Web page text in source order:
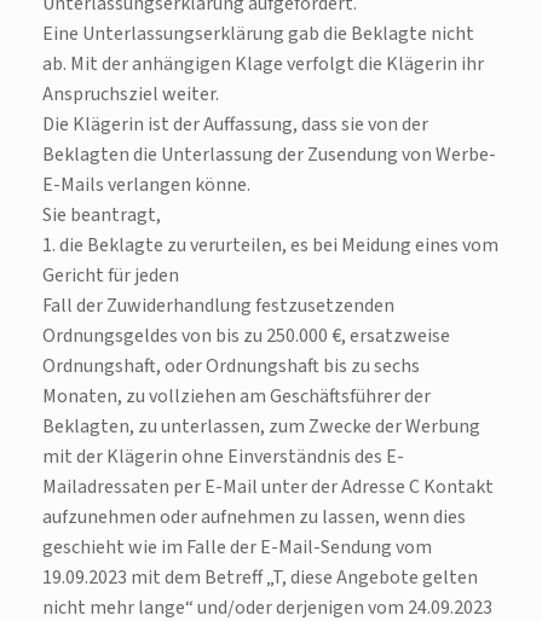
Eine Unterlassungserklärung gab die Beklagte nicht
ab. Mit der anhängigen Klage verfolgt die Klägerin ihr
Anspruchsziel weiter.
Die Klägerin ist der Auffassung, dass sie von der
Beklagten die Unterlassung der Zusendung von Werbe-
E-Mails verlangen könne.
Sie beantragt,
1. die Beklagte zu verurteilen, es bei Meidung eines vom
Gericht für jeden
Fall der Zuwiderhandlung festzusetzenden
Ordnungsgeldes von bis zu 250.000 €, ersatzweise
Ordnungshaft, oder Ordnungshaft bis zu sechs
Monaten, zu vollziehen am Geschäftsführer der
Beklagten, zu unterlassen, zum Zwecke der Werbung
mit der Klägerin ohne Einverständnis des E-
Mailadressaten per E-Mail unter der Adresse C Kontakt
aufzunehmen oder aufnehmen zu lassen, wenn dies
geschieht wie im Falle der E-Mail-Sendung vom
19.09.2023 mit dem Betreff „T, diese Angebote gelten
nicht mehr lange“ und/oder derjenigen vom 24.09.2023